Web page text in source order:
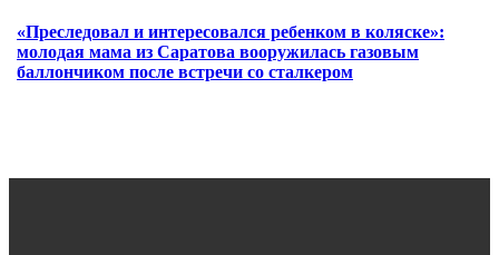
«Преследовал и интересовался ребенком в коляске»:
молодая мама из Саратова вооружилась газовым
баллончиком после встречи со сталкером